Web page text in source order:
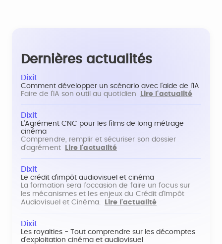
Dernières actualités
Dixit
Comment développer un scénario avec l'aide de l'IA
Faire de l'IA son outil au quotidien
Lire l'actualité
Dixit
L'Agrément CNC pour les films de long métrage
cinéma
Comprendre, remplir et sécuriser son dossier
d'agrément
Lire l'actualité
Dixit
Le crédit d'impôt audiovisuel et cinéma
La formation sera l'occasion de faire un focus sur
les mécanismes et les enjeux du Crédit d'Impôt
Audiovisuel et Cinéma.
Lire l'actualité
Dixit
Les royalties - Tout comprendre sur les décomptes
d'exploitation cinéma et audiovisuel